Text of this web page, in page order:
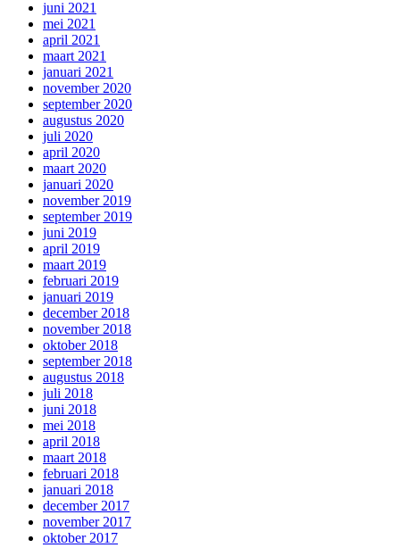
juni 2021
mei 2021
april 2021
maart 2021
januari 2021
november 2020
september 2020
augustus 2020
juli 2020
april 2020
maart 2020
januari 2020
november 2019
september 2019
juni 2019
april 2019
maart 2019
februari 2019
januari 2019
december 2018
november 2018
oktober 2018
september 2018
augustus 2018
juli 2018
juni 2018
mei 2018
april 2018
maart 2018
februari 2018
januari 2018
december 2017
november 2017
oktober 2017